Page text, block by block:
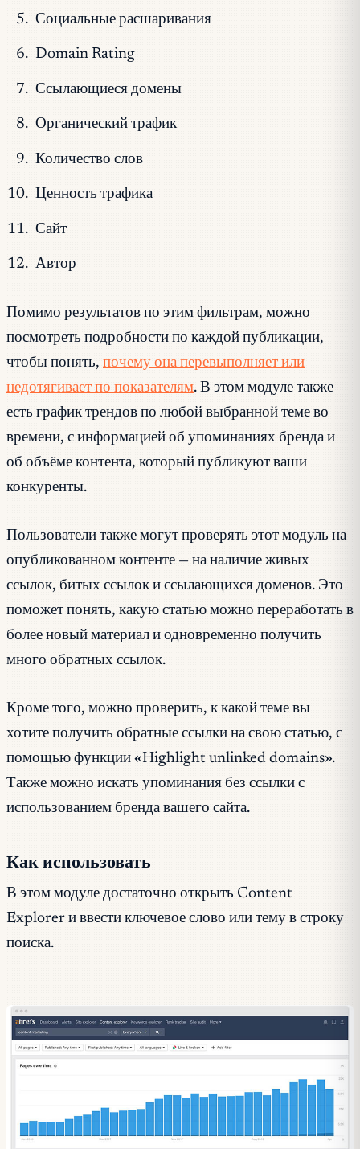
Социальные расшаривания
Domain Rating
Ссылающиеся домены
Органический трафик
Количество слов
Ценность трафика
Сайт
Автор
Помимо результатов по этим фильтрам, можно
посмотреть подробности по каждой публикации,
чтобы понять, почему она перевыполняет или
недотягивает по показателям. В этом модуле также
есть график трендов по любой выбранной теме во
времени, с информацией об упоминаниях бренда и
об объёме контента, который публикуют ваши
конкуренты.
Пользователи также могут проверять этот модуль на
опубликованном контенте — на наличие живых
ссылок, битых ссылок и ссылающихся доменов. Это
поможет понять, какую статью можно переработать в
более новый материал и одновременно получить
много обратных ссылок.
Кроме того, можно проверить, к какой теме вы
хотите получить обратные ссылки на свою статью, с
помощью функции «Highlight unlinked domains».
Также можно искать упоминания без ссылки с
использованием бренда вашего сайта.
Как использовать
В этом модуле достаточно открыть Content
Explorer и ввести ключевое слово или тему в строку
поиска.